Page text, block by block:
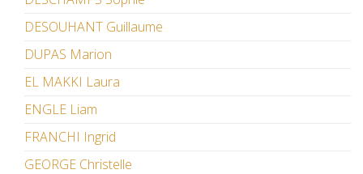
DESOUHANT Guillaume
DUPAS Marion
EL MAKKI Laura
ENGLE Liam
FRANCHI Ingrid
GEORGE Christelle